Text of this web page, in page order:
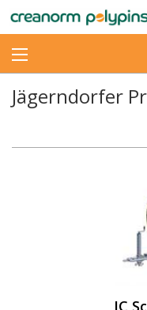
Jägerndorfer
JC